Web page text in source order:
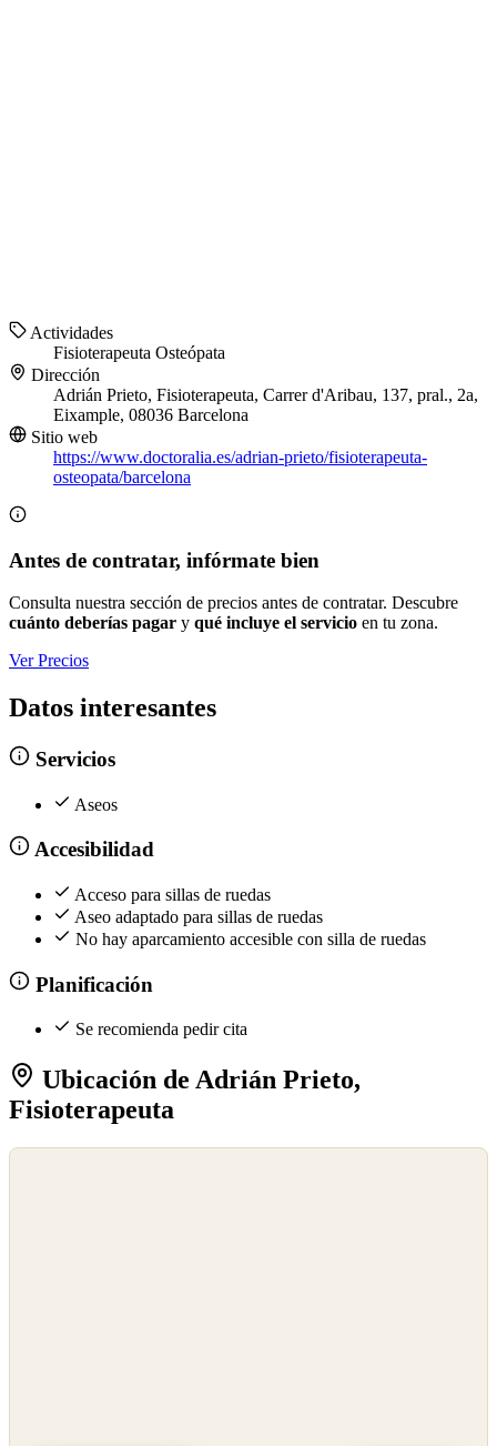
Actividades
Fisioterapeuta Osteópata
Dirección
Adrián Prieto, Fisioterapeuta, Carrer d'Aribau, 137, pral., 2a,
Eixample, 08036 Barcelona
Sitio web
https://www.doctoralia.es/adrian-prieto/fisioterapeuta-
osteopata/barcelona
Antes de contratar, infórmate bien
Consulta nuestra sección de precios antes de contratar. Descubre
cuánto deberías pagar y qué incluye el servicio en tu zona.
Ver Precios
Datos interesantes
Servicios
Aseos
Accesibilidad
Acceso para sillas de ruedas
Aseo adaptado para sillas de ruedas
No hay aparcamiento accesible con silla de ruedas
Planificación
Se recomienda pedir cita
Ubicación de Adrián Prieto,
Fisioterapeuta